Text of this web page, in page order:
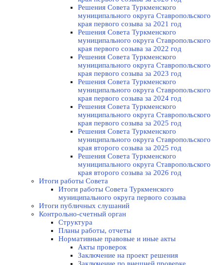
Решения Совета Туркменского
муниципального округа Ставропольского
края первого созыва за 2021 год
Решения Совета Туркменского
муниципального округа Ставропольского
края первого созыва за 2022 год
Решения Совета Туркменского
муниципального округа Ставропольского
края первого созыва за 2023 год
Решения Совета Туркменского
муниципального округа Ставропольского
края первого созыва за 2024 год
Решения Совета Туркменского
муниципального округа Ставропольского
края первого созыва за 2025 год
Решения Совета Туркменского
муниципального округа Ставропольского
края второго созыва за 2025 год
Решения Совета Туркменского
муниципального округа Ставропольского
края второго созыва за 2026 год
Итоги работы Совета
Итоги работы Совета Туркменского
муниципального округа первого созыва
Итоги публичных слушаний
Контрольно-счетный орган
Структура
Планы работы, отчеты
Нормативные правовые и иные акты
Акты проверок
Заключение на проект решения